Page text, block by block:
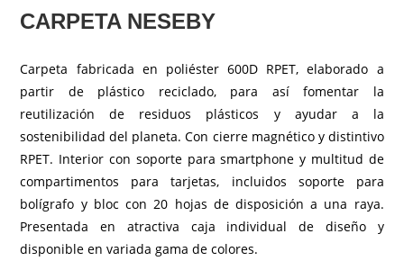
CARPETA NESEBY
Carpeta fabricada en poliéster 600D RPET, elaborado a
partir de plástico reciclado, para así fomentar la
reutilización de residuos plásticos y ayudar a la
sostenibilidad del planeta. Con cierre magnético y distintivo
RPET. Interior con soporte para smartphone y multitud de
compartimentos para tarjetas, incluidos soporte para
bolígrafo y bloc con 20 hojas de disposición a una raya.
Presentada en atractiva caja individual de diseño y
disponible en variada gama de colores.